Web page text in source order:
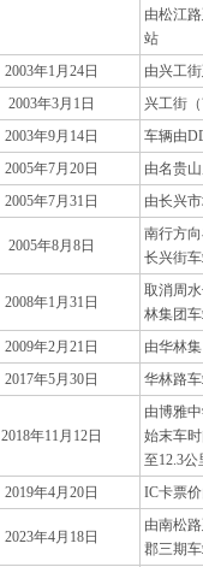
由松江
站
2003年1月24日
由兴工
2003年3月1日
兴工街
2003年9月14日
车辆由
2005年7月20日
由名贵
2005年7月31日
由长兴
2005年8月8日
南行方
长兴街
2008年1月31日
取消周
林集团
2009年2月21日
由华林
2017年5月30日
华林路
2018年11月12日
由博雅
始末车
至12.3公
2019年4月20日
IC卡票
2023年4月18日
由南松
郡三期